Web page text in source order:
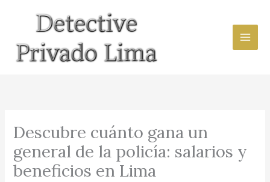
contenido
Descubre cuánto gana un
general de la policía: salarios y
beneficios en Lima